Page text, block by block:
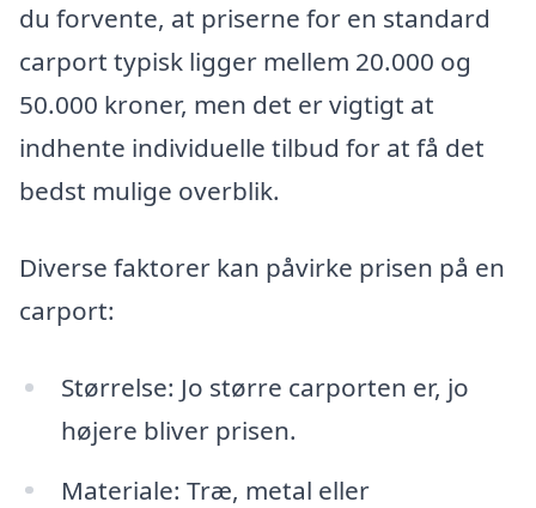
du forvente, at priserne for en standard
carport typisk ligger mellem 20.000 og
50.000 kroner, men det er vigtigt at
indhente individuelle tilbud for at få det
bedst mulige overblik.
Diverse faktorer kan påvirke prisen på en
carport:
Størrelse: Jo større carporten er, jo
højere bliver prisen.
Materiale: Træ, metal eller